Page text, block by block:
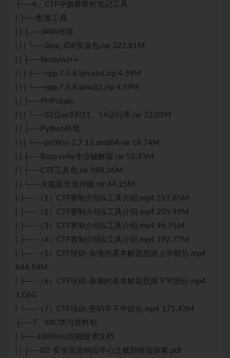
├──6、CTF夺旗赛教程笔记工具
| ├──配套工具
| | ├──JAVA环境
| | | └──Java_JDK安装包.rar 322.81M
| | ├──Notepad++
| | | ├──npp.7.5.8.bin.x64.zip 4.59M
| | | └──npp.7.5.8.binx32.zip 4.19M
| | ├──PHPstudy
| | | └──32位vc9和11、14运行库.rar 22.09M
| | ├──Python环境
| | | └──python-2.7.15.amd64.rar 18.74M
| | ├──Burp suite专业破解版.rar 52.93M
| | ├──CTF工具包.rar 988.36M
| | └──火狐延长支持版.rar 44.25M
| ├──（1）CTF赛制介绍&工具介绍.mp4 251.85M
| ├──（2）CTF赛制介绍&工具介绍.mp4 205.99M
| ├──（3）CTF赛制介绍&工具介绍.mp4 96.75M
| ├──（4）CTF赛制介绍&工具介绍.mp4 292.77M
| ├──（5）CTF培训-杂项的基本解题思路上半部分.mp4
844.54M
| ├──（6）CTF培训-杂项的基本解题思路下半部分.mp4
1.06G
| └──（7）CTF培训-密码学下半部分.mp4 175.43M
├──7、SRC学习资料包
| ├──100份src挖掘技术文档
| | ├──02-安全应急响应中心之威胁情报探索.pdf